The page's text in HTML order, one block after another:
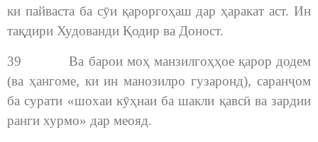
ки пайваста ба сӯи қароргоҳаш дар ҳаракат аст. Ин
тақдири Худованди Қодир ва Доност.
39 Ва барои моҳ манзилгоҳҳое қарор додем
(ва ҳангоме, ки ин манозилро гузаронд), саранҷом
ба сурати «шохаи кӯҳнаи ба шакли қавсӣ ва зардии
ранги хурмо» дар меояд.